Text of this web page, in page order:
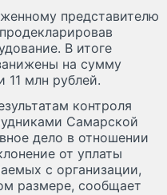
представителю
В итоге
на сумму
11 млн рублей.
контроля
Самарской
дело в отношении
от уплаты
с организации,
размере, сообщает